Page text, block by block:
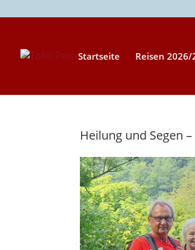
Startseite Reisen 2026/
Heilung und Segen